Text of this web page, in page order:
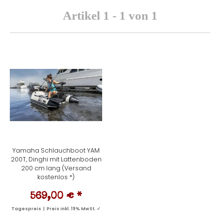
Artikel 1 - 1 von 1
Yamaha Schlauchboot YAM
200T, Dinghi mit Lattenboden
200 cm lang (Versand
kostenlos *)
569,00 € *
Tagespreis | Preis inkl. 19% MwSt. ✓